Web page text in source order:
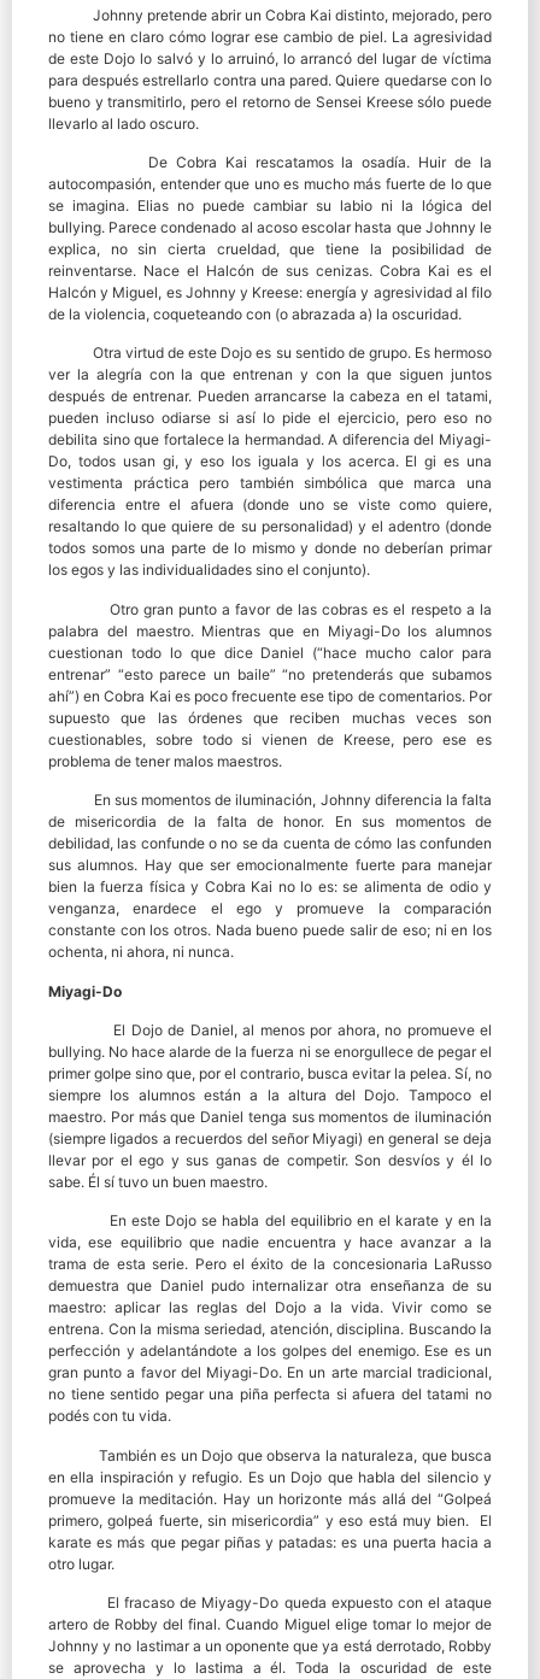
Johnny pretende abrir un Cobra Kai distinto, mejorado, pero
no tiene en claro cómo lograr ese cambio de piel. La agresividad
de este Dojo lo salvó y lo arruinó, lo arrancó del lugar de víctima
para después estrellarlo contra una pared. Quiere quedarse con lo
bueno y transmitirlo, pero el retorno de Sensei Kreese sólo puede
llevarlo al lado oscuro.
De Cobra Kai rescatamos la osadía. Huir de la
autocompasión, entender que uno es mucho más fuerte de lo que
se imagina. Elias no puede cambiar su labio ni la lógica del
bullying. Parece condenado al acoso escolar hasta que Johnny le
explica, no sin cierta crueldad, que tiene la posibilidad de
reinventarse. Nace el Halcón de sus cenizas. Cobra Kai es el
Halcón y Miguel, es Johnny y Kreese: energía y agresividad al filo
de la violencia, coqueteando con (o abrazada a) la oscuridad.
Otra virtud de este Dojo es su sentido de grupo. Es hermoso
ver la alegría con la que entrenan y con la que siguen juntos
después de entrenar. Pueden arrancarse la cabeza en el tatami,
pueden incluso odiarse si así lo pide el ejercicio, pero eso no
debilita sino que fortalece la hermandad. A diferencia del Miyagi-
Do, todos usan gi, y eso los iguala y los acerca. El gi es una
vestimenta práctica pero también simbólica que marca una
diferencia entre el afuera (donde uno se viste como quiere,
resaltando lo que quiere de su personalidad) y el adentro (donde
todos somos una parte de lo mismo y donde no deberían primar
los egos y las individualidades sino el conjunto).
Otro gran punto a favor de las cobras es el respeto a la
palabra del maestro. Mientras que en Miyagi-Do los alumnos
cuestionan todo lo que dice Daniel (“hace mucho calor para
entrenar” “esto parece un baile” “no pretenderás que subamos
ahí”) en Cobra Kai es poco frecuente ese tipo de comentarios. Por
supuesto que las órdenes que reciben muchas veces son
cuestionables, sobre todo si vienen de Kreese, pero ese es
problema de tener malos maestros.
En sus momentos de iluminación, Johnny diferencia la falta
de misericordia de la falta de honor. En sus momentos de
debilidad, las confunde o no se da cuenta de cómo las confunden
sus alumnos. Hay que ser emocionalmente fuerte para manejar
bien la fuerza física y Cobra Kai no lo es: se alimenta de odio y
venganza, enardece el ego y promueve la comparación
constante con los otros. Nada bueno puede salir de eso; ni en los
ochenta, ni ahora, ni nunca.
Miyagi-Do
El Dojo de Daniel, al menos por ahora, no promueve el
bullying. No hace alarde de la fuerza ni se enorgullece de pegar el
primer golpe sino que, por el contrario, busca evitar la pelea. Sí, no
siempre los alumnos están a la altura del Dojo. Tampoco el
maestro. Por más que Daniel tenga sus momentos de iluminación
(siempre ligados a recuerdos del señor Miyagi) en general se deja
llevar por el ego y sus ganas de competir. Son desvíos y él lo
sabe. Él sí tuvo un buen maestro.
En este Dojo se habla del equilibrio en el karate y en la
vida, ese equilibrio que nadie encuentra y hace avanzar a la
trama de esta serie. Pero el éxito de la concesionaria LaRusso
demuestra que Daniel pudo internalizar otra enseñanza de su
maestro: aplicar las reglas del Dojo a la vida. Vivir como se
entrena. Con la misma seriedad, atención, disciplina. Buscando la
perfección y adelantándote a los golpes del enemigo. Ese es un
gran punto a favor del Miyagi-Do. En un arte marcial tradicional,
no tiene sentido pegar una piña perfecta si afuera del tatami no
podés con tu vida.
También es un Dojo que observa la naturaleza, que busca
en ella inspiración y refugio. Es un Dojo que habla del silencio y
promueve la meditación. Hay un horizonte más allá del “Golpeá
primero, golpeá fuerte, sin misericordia” y eso está muy bien. El
karate es más que pegar piñas y patadas: es una puerta hacia a
otro lugar.
El fracaso de Miyagy-Do queda expuesto con el ataque
artero de Robby del final. Cuando Miguel elige tomar lo mejor de
Johnny y no lastimar a un oponente que ya está derrotado, Robby
se aprovecha y lo lastima a él. Toda la oscuridad de este